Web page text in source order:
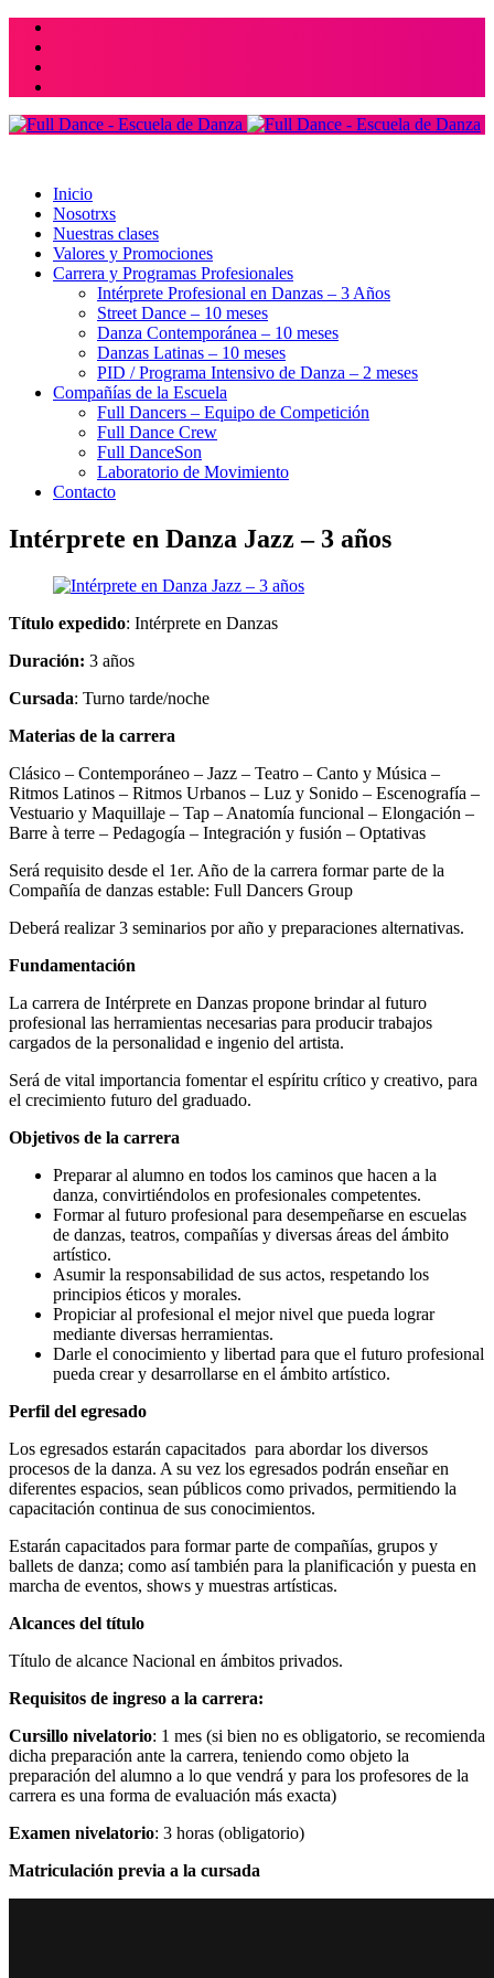
Inicio
Nosotrxs
Nuestras clases
Valores y Promociones
Carrera y Programas Profesionales
Intérprete Profesional en Danzas – 3 Años
Street Dance – 10 meses
Danza Contemporánea – 10 meses
Danzas Latinas – 10 meses
PID / Programa Intensivo de Danza – 2 meses
Compañías de la Escuela
Full Dancers – Equipo de Competición
Full Dance Crew
Full DanceSon
Laboratorio de Movimiento
Contacto
Intérprete en Danza Jazz – 3 años
Título expedido: Intérprete en Danzas
Duración: 3 años
Cursada: Turno tarde/noche
Materias de la carrera
Clásico – Contemporáneo – Jazz – Teatro – Canto y Música –
Ritmos Latinos – Ritmos Urbanos – Luz y Sonido – Escenografía –
Vestuario y Maquillaje – Tap – Anatomía funcional – Elongación –
Barre à terre – Pedagogía – Integración y fusión – Optativas
Será requisito desde el 1er. Año de la carrera formar parte de la
Compañía de danzas estable: Full Dancers Group
Deberá realizar 3 seminarios por año y preparaciones alternativas.
Fundamentación
La carrera de Intérprete en Danzas propone brindar al futuro
profesional las herramientas necesarias para producir trabajos
cargados de la personalidad e ingenio del artista.
Será de vital importancia fomentar el espíritu crítico y creativo, para
el crecimiento futuro del graduado.
Objetivos de la carrera
Preparar al alumno en todos los caminos que hacen a la
danza, convirtiéndolos en profesionales competentes.
Formar al futuro profesional para desempeñarse en escuelas
de danzas, teatros, compañías y diversas áreas del ámbito
artístico.
Asumir la responsabilidad de sus actos, respetando los
principios éticos y morales.
Propiciar al profesional el mejor nivel que pueda lograr
mediante diversas herramientas.
Darle el conocimiento y libertad para que el futuro profesional
pueda crear y desarrollarse en el ámbito artístico.
Perfil del egresado
Los egresados estarán capacitados para abordar los diversos
procesos de la danza. A su vez los egresados podrán enseñar en
diferentes espacios, sean públicos como privados, permitiendo la
capacitación continua de sus conocimientos.
Estarán capacitados para formar parte de compañías, grupos y
ballets de danza; como así también para la planificación y puesta en
marcha de eventos, shows y muestras artísticas.
Alcances del título
Título de alcance Nacional en ámbitos privados.
Requisitos de ingreso a la carrera:
Cursillo nivelatorio: 1 mes (si bien no es obligatorio, se recomienda
dicha preparación ante la carrera, teniendo como objeto la
preparación del alumno a lo que vendrá y para los profesores de la
carrera es una forma de evaluación más exacta)
Examen nivelatorio: 3 horas (obligatorio)
Matriculación previa a la cursada